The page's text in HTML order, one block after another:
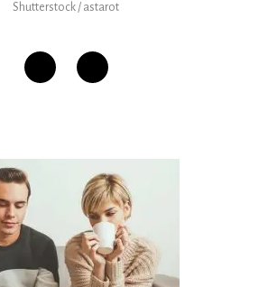
Shutterstock / astarot